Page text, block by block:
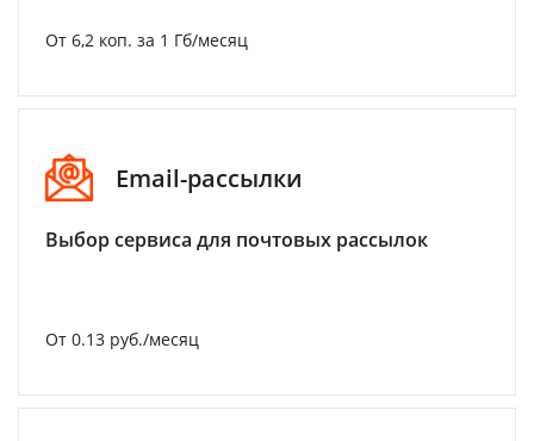
От 6,2 коп. за 1 Гб/месяц
Email-рассылки
Выбор сервиса для почтовых рассылок
От 0.13 руб./месяц